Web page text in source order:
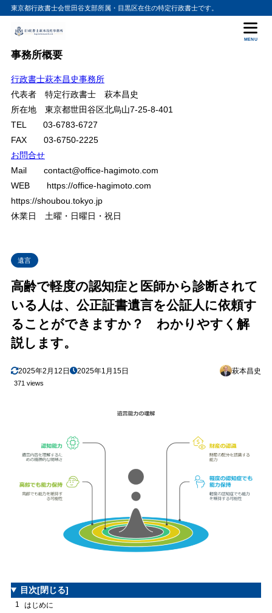
東京都行政書士会世田谷支部所属・目黒区在住の特定行政書士です。
MENU
事務所概要
行政書士萩本昌史事務所
代表者 特定行政書士 萩本昌史
所在地 東京都世田谷区北烏山7-25-8-401
TEL 03-6783-6727
FAX 03-6750-2225
お問合せ
Mail contact@office-hagimoto.com
WEB https://office-hagimoto.com
https://shoubou.tokyo.jp
休業日 土曜・日曜日・祝日
遺言
高齢で軽度の認知症と医師から診断されて
いる人は、公正証書遺言を公証人に依頼す
ることができますか？ わかりやすく解
説します。
2025年2月12日 2025年1月15日 萩本昌史
371 views
目次[閉じる]
1 はじめに
2 1．遺言には「遺言能力」が必要
1-1．民法の規定と15歳以上という要件
2.2 1-2．遺言能力（判断能力）の意味
3 2．公正証書遺言の作成手順とチェックポイント
2-2．公証役場での本人確認と意思確認
3.3 2-3．医師の診断書や意見書
4 3．軽度認知症でも依頼できるが、事前準備が重要
4.2
4．代理作成はできない：ご本人の意思表示が必須
5．実際に作成を進める際のポイント
6.1 5-1．行政書士に相談して原案を整理
6.3 5-3．家族や親族間での意見調整
6-1．後から効力を争われるリスク
8 7．まとめ